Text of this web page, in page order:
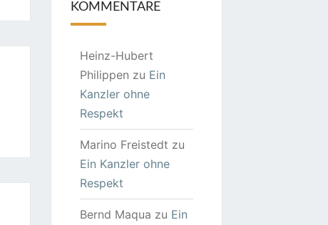
KOMMENTARE
Heinz-Hubert
Philippen zu Ein
Kanzler ohne
Respekt
Marino Freistedt zu
Ein Kanzler ohne
Respekt
Bernd Maqua zu Ein